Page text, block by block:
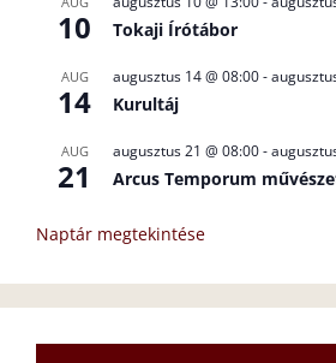
10 Tokaji Írótábor
AUG
14
augusztus 14 @ 08:00-
Kurultáj
AUG
21
augusztus 21 @ 08:00-
Arcus Temporum
Naptár megtekintése